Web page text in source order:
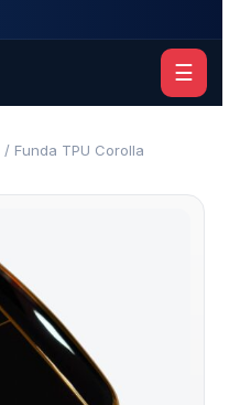
☰
/ Funda TPU Corolla